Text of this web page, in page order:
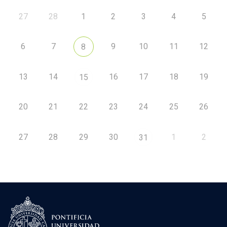
27 28 1 2 3 4 5
6 7 8 9 10 11 12
13 14 15 16 17 18 19
20 21 22 23 24 25 26
27 28 29 30 31 1 2